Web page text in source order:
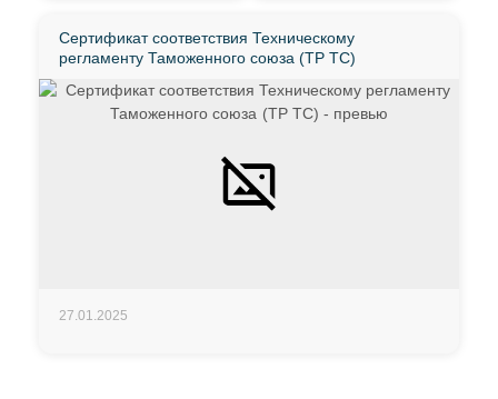
Сертификат соответствия Техническому
регламенту Таможенного союза (ТР ТС)
27.01.2025